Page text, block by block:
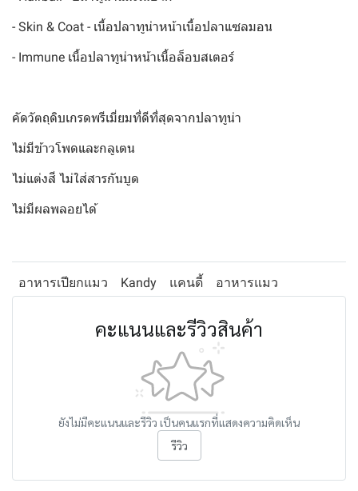
- Skin & Coat - เนื้อปลาทูน่าหน้าเนื้อปลาแซลมอน
- Immune เนื้อปลาทูน่าหน้าเนื้อล็อบสเตอร์
คัดวัตถุดิบเกรดพรีเมี่ยมที่ดีที่สุดจากปลาทูน่า
ไม่มีข้าวโพดและกลูเตน
ไม่แต่งสี ไม่ใส่สารกันบูด
ไม่มีผลพลอยได้
อาหารเปียกแมว Kandy แคนดี้ อาหารแมว
คะแนนและรีวิวสินค้า
ยังไม่มีคะแนนและรีวิว เป็นคนแรกที่แสดงความคิดเห็น
รีวิว